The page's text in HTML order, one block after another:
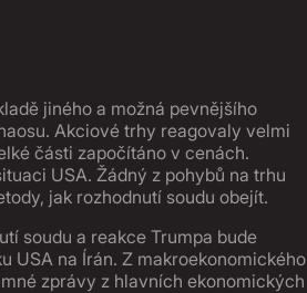
jiného a možná pevnějšího
Akciové trhy reagovaly velmi
části započítáno v cenách.
USA. Žádný z pohybů na trhu
jak rozhodnutí soudu obejít.
soudu a reakce Trumpa bude
USA na Írán. Z makroekonomického
zprávy z hlavních ekonomických